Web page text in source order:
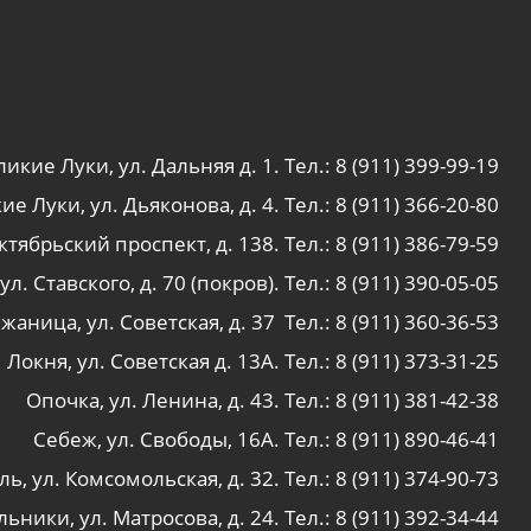
Луки, ул. Дальняя д. 1. Тел.: 8 (911) 399-99-19
Луки, ул. Дьяконова, д. 4. Тел.: 8 (911) 366-20-80
проспект, д. 138. Тел.: 8 (911) 386-79-59
Ставского, д. 70 (покров). Тел.: 8 (911) 390-05-05
ул. Советская, д. 37 Тел.: 8 (911) 360-36-53
Локня, ул. Советская д. 13А. Тел.: 8 (911) 373-31-25
Опочка, ул. Ленина, д. 43. Тел.: 8 (911) 381-42-38
Себеж, ул. Свободы, 16А. Тел.: 8 (911) 890-46-41
ул. Комсомольская, д. 32. Тел.: 8 (911) 374-90-73
ул. Матросова, д. 24. Тел.: 8 (911) 392-34-44